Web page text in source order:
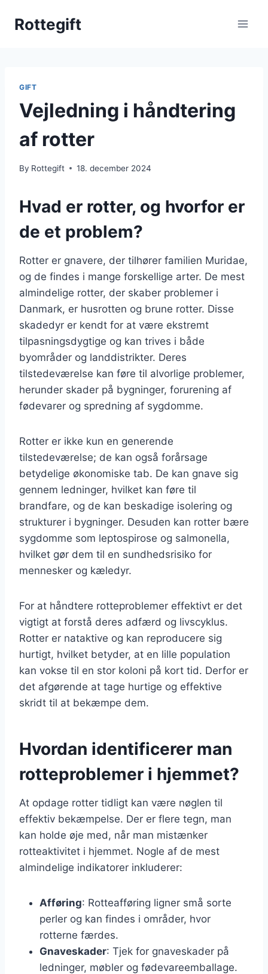
Rottegift
GIFT
Vejledning i håndtering
af rotter
By Rottegift 18. december 2024
Hvad er rotter, og hvorfor er
de et problem?
Rotter er gnavere, der tilhører familien Muridae,
og de findes i mange forskellige arter. De mest
almindelige rotter, der skaber problemer i
Danmark, er husrotten og brune rotter. Disse
skadedyr er kendt for at være ekstremt
tilpasningsdygtige og kan trives i både
byområder og landdistrikter. Deres
tilstedeværelse kan føre til alvorlige problemer,
herunder skader på bygninger, forurening af
fødevarer og spredning af sygdomme.
Rotter er ikke kun en generende
tilstedeværelse; de kan også forårsage
betydelige økonomiske tab. De kan gnave sig
gennem ledninger, hvilket kan føre til
brandfare, og de kan beskadige isolering og
strukturer i bygninger. Desuden kan rotter bære
sygdomme som leptospirose og salmonella,
hvilket gør dem til en sundhedsrisiko for
mennesker og kæledyr.
For at håndtere rotteproblemer effektivt er det
vigtigt at forstå deres adfærd og livscyklus.
Rotter er nataktive og kan reproducere sig
hurtigt, hvilket betyder, at en lille population
kan vokse til en stor koloni på kort tid. Derfor er
det afgørende at tage hurtige og effektive
skridt til at bekæmpe dem.
Hvordan identificerer man
rotteproblemer i hjemmet?
At opdage rotter tidligt kan være nøglen til
effektiv bekæmpelse. Der er flere tegn, man
kan holde øje med, når man mistænker
rotteaktivitet i hjemmet. Nogle af de mest
almindelige indikatorer inkluderer:
Afføring: Rotteafføring ligner små sorte
perler og kan findes i områder, hvor
rotterne færdes.
Gnaveskader: Tjek for gnaveskader på
ledninger, møbler og fødevareemballage.